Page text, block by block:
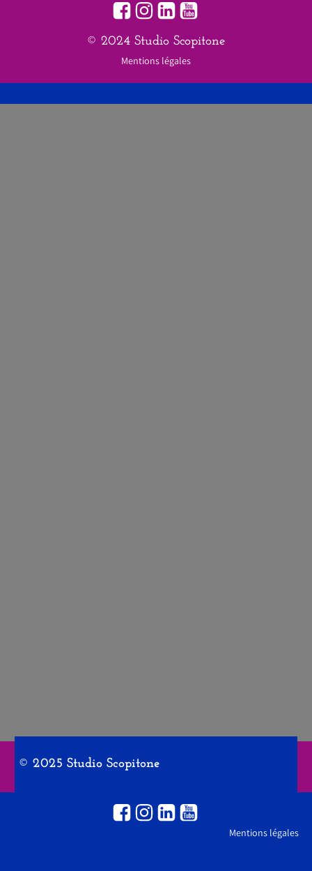
© 2024 Studio Scopitone
Mentions légales
© 2025 Studio Scopitone
Mentions légales